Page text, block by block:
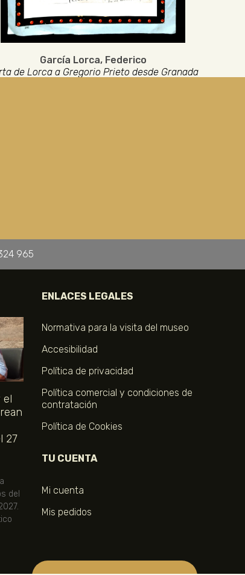
García Lorca, Federico
de Lorca a Gregorio Prieto desde Granada
965
el
27
del
ENLACES LEGALES
Normativa para la visita del museo
Accesibilidad
Política de privacidad
Política comercial y condiciones de
contratación
Política de Cookies
TU CUENTA
Mi cuenta
Mis pedidos